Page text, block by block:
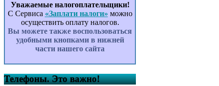
Уважаемые налогоплательщики!
С Сервиса «Заплати налоги» можно
осуществить оплату налогов.
Вы можете также воспользоваться
удобными кнопками в нижней
части нашего сайта
Телефоны. Это важно!